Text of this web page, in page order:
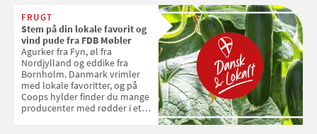
favoritter. Det fejrer Samvirke
med en quiz om alt det danske
frugt, vi elsker. Konkurrencen
slutter fredag d. 18. september
2026
FRUGT
Stem på din lokale favorit og
vind pude fra FDB Møbler
Agurker fra Fyn, øl fra
Nordjylland og eddike fra
Bornholm. Danmark vrimler
med lokale favoritter, og på
Coops hylder finder du mange
producenter med rødder i et